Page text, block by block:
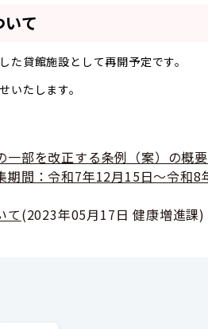
て
貸館施設として再開予定です。
いたします。
一部を改正する条例（案）の概
期間：令和7年12月15日～令和
て(2023年05月17日 健康増進課)